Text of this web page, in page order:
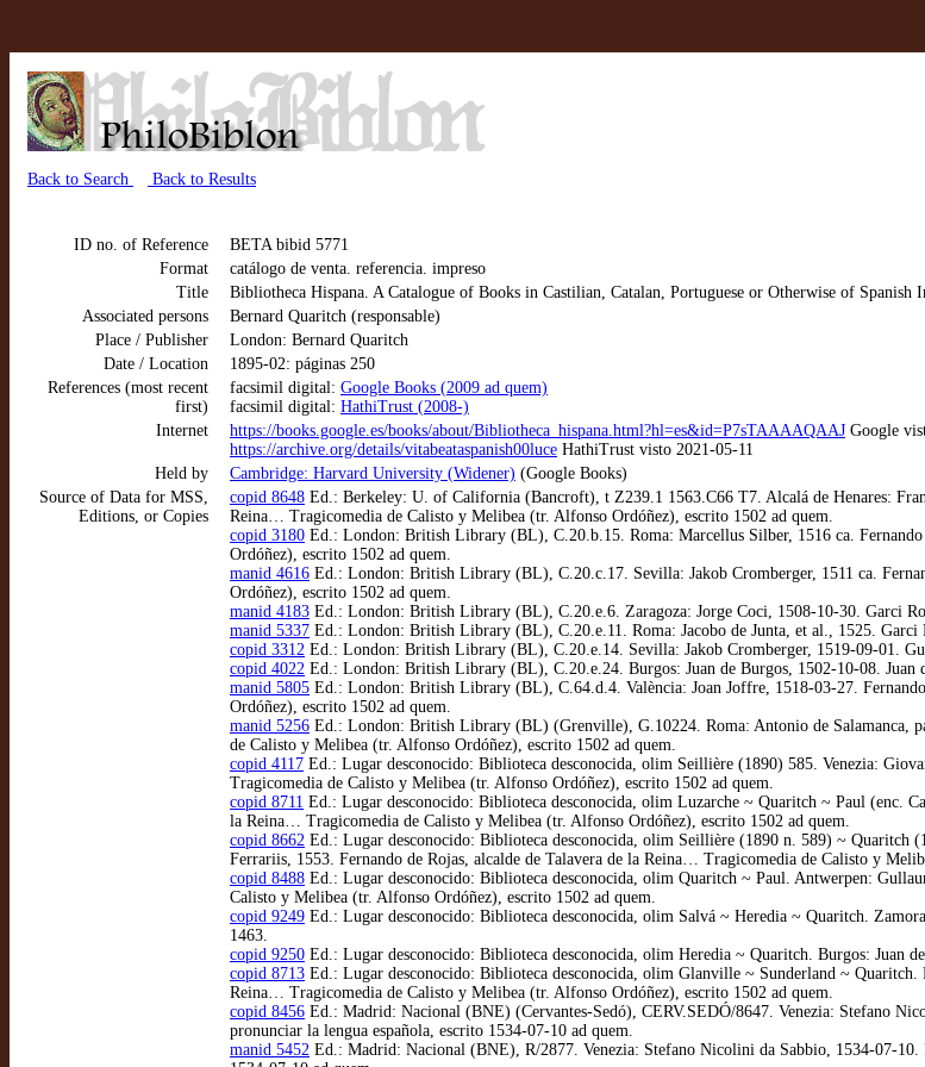
Back to Search Back to Results
ID no. of Reference
BETA bibid 5771
Format
catálogo de venta. referencia. impreso
Title
Bibliotheca Hispana. A Catalogue of Books in Castilian, Catalan, Portuguese or Otherwise of Spanish
Associated persons
Bernard Quaritch (responsable)
Place / Publisher
London: Bernard Quaritch
Date / Location
1895-02: páginas 250
References (most recent
first)
facsimil digital: Google Books (2009 ad quem)
facsimil digital: HathiTrust (2008-)
Internet
https://books.google.es/books/about/Bibliotheca_hispana.html?hl=es&id=P7sTAAAAQAAJ Google
https://archive.org/details/vitabeataspanish00luce HathiTrust visto 2021-05-11
Held by
Cambridge: Harvard University (Widener) (Google Books)
Source of Data for MSS,
Editions, or Copies
copid 8648 Ed.: Berkeley: U. of California (Bancroft), t Z239.1 1563.C66 T7. Alcalá de Henares:
Reina… Tragicomedia de Calisto y Melibea (tr. Alfonso Ordóñez), escrito 1502 ad quem.
copid 3180 Ed.: London: British Library (BL), C.20.b.15. Roma: Marcellus Silber, 1516 ca.
Ordóñez), escrito 1502 ad quem.
manid 4616 Ed.: London: British Library (BL), C.20.c.17. Sevilla: Jakob Cromberger, 1511 ca.
Ordóñez), escrito 1502 ad quem.
manid 4183 Ed.: London: British Library (BL), C.20.e.6. Zaragoza: Jorge Coci, 1508-10-30. Garci
manid 5337 Ed.: London: British Library (BL), C.20.e.11. Roma: Jacobo de Junta, et al., 1525.
copid 3312 Ed.: London: British Library (BL), C.20.e.14. Sevilla: Jakob Cromberger, 1519-09-01.
copid 4022 Ed.: London: British Library (BL), C.20.e.24. Burgos: Juan de Burgos, 1502-10-08. Juan
manid 5805 Ed.: London: British Library (BL), C.64.d.4. València: Joan Joffre, 1518-03-27.
Ordóñez), escrito 1502 ad quem.
manid 5256 Ed.: London: British Library (BL) (Grenville), G.10224. Roma: Antonio de Salamanca,
de Calisto y Melibea (tr. Alfonso Ordóñez), escrito 1502 ad quem.
copid 4117 Ed.: Lugar desconocido: Biblioteca desconocida, olim Seillière (1890) 585. Venezia:
Tragicomedia de Calisto y Melibea (tr. Alfonso Ordóñez), escrito 1502 ad quem.
copid 8711 Ed.: Lugar desconocido: Biblioteca desconocida, olim Luzarche ~ Quaritch ~ Paul (enc.
la Reina… Tragicomedia de Calisto y Melibea (tr. Alfonso Ordóñez), escrito 1502 ad quem.
copid 8662 Ed.: Lugar desconocido: Biblioteca desconocida, olim Seillière (1890 n. 589) ~
Ferrariis, 1553. Fernando de Rojas, alcalde de Talavera de la Reina… Tragicomedia de Calisto y
copid 8488 Ed.: Lugar desconocido: Biblioteca desconocida, olim Quaritch ~ Paul. Antwerpen:
Calisto y Melibea (tr. Alfonso Ordóñez), escrito 1502 ad quem.
copid 9249 Ed.: Lugar desconocido: Biblioteca desconocida, olim Salvá ~ Heredia ~ Quaritch.
1463.
copid 9250 Ed.: Lugar desconocido: Biblioteca desconocida, olim Heredia ~ Quaritch. Burgos: Juan
copid 8713 Ed.: Lugar desconocido: Biblioteca desconocida, olim Glanville ~ Sunderland ~
Reina… Tragicomedia de Calisto y Melibea (tr. Alfonso Ordóñez), escrito 1502 ad quem.
copid 8456 Ed.: Madrid: Nacional (BNE) (Cervantes-Sedó), CERV.SEDÓ/8647. Venezia: Stefano
pronunciar la lengua española, escrito 1534-07-10 ad quem.
manid 5452 Ed.: Madrid: Nacional (BNE), R/2877. Venezia: Stefano Nicolini da Sabbio, 1534-07-